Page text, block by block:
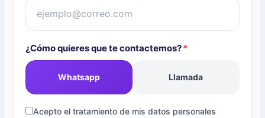
¿Cómo quieres que te contactemos?*
Whatsapp Llamada
Acepto el tratamiento de mis datos personales